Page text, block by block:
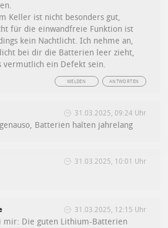
Keller ist nicht besonders gut,
für die einwandfreie Funktion ist
kein Nachtlicht. Ich nehme an,
bei dir die Batterien leer zieht,
vermutlich ein Defekt sein.
ANTWORTEN
MELDEN
31.03.2025, 09:24 Uhr
Batterien halten jahrelang
31.03.2025, 10:01 Uhr
31.03.2025, 12:15 Uhr
mir: Die guten Lithium-Batterien